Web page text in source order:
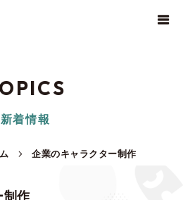
新着情報
企業のキャラクター制作
制作